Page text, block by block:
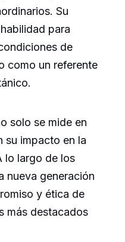
Su
para
de
como un referente
solo se mide en
su impacto en la
lo largo de los
nueva generación
y ética de
más destacados